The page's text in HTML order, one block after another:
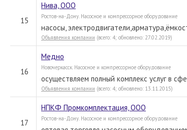
15
Нива, ООО
Ростов-на-Дону. Насосное и компрессорное оборудование
насосы,
Объявления компании (всего: 4; обновлено: 27.02.2019)
16
Медно
Новочеркасск. Насосное и компрессорное оборудование
осуществляем полный комплекс услуг в
Объявления компании (всего: 4; обновлено: 13.11.2015)
17
НПКФ Промкомплектация, ООО
Ростов-на-Дону. Насосное и компрессорное оборудование